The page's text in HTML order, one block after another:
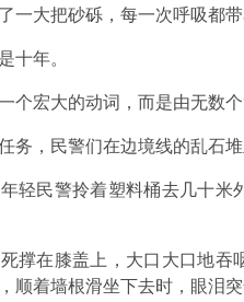
一大把砂砾，每一次呼吸都带
十年。
个宏大的动词，而是由无数个
务，民警们在边境线的乱石
轻民警拎着塑料桶去几十米
撑在膝盖上，大口大口地吞
顺着墙根滑坐下去时，眼泪突